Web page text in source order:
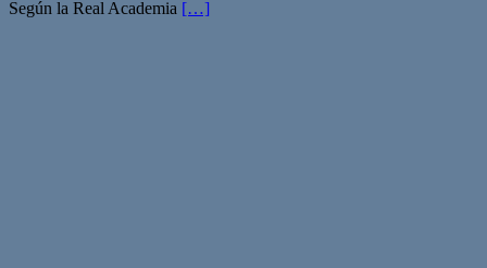
Según la Real Academia […]